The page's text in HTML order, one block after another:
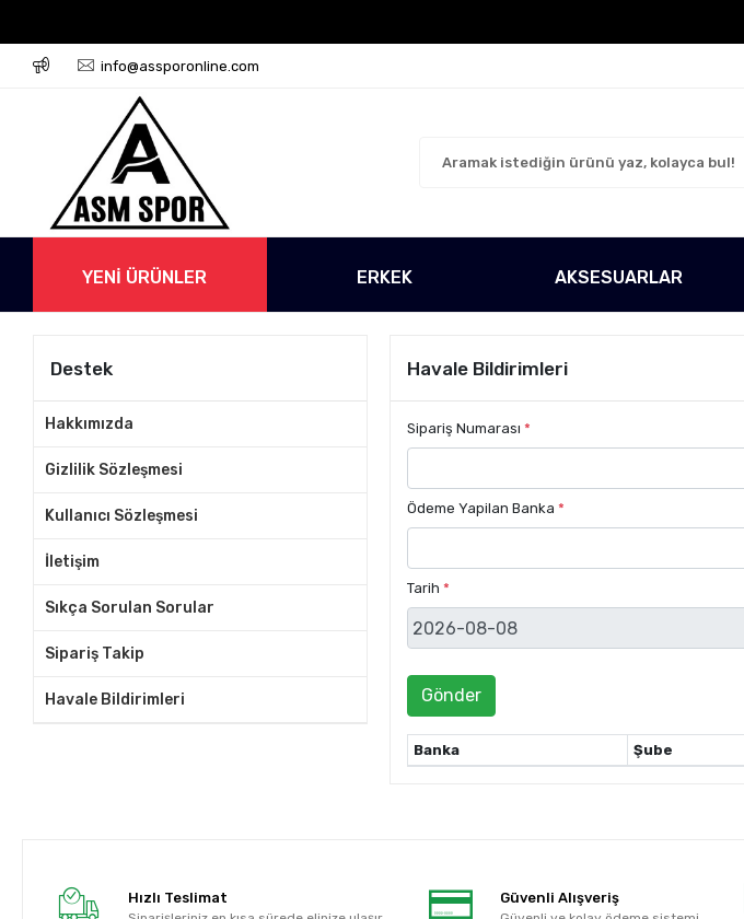
info@assporonline.com
YENİ ÜRÜNLER ERKEK AKSESUARLAR
Destek
Hakkımızda
Gizlilik Sözleşmesi
Kullanıcı Sözleşmesi
İletişim
Sıkça Sorulan Sorular
Sipariş Takip
Havale Bildirimleri
Havale Bildirimleri
Sipariş Numarası*
Ödeme Yapilan Banka*
Tarih*
Gönder
Banka Şube
Hızlı Teslimat Güvenli Alışveriş